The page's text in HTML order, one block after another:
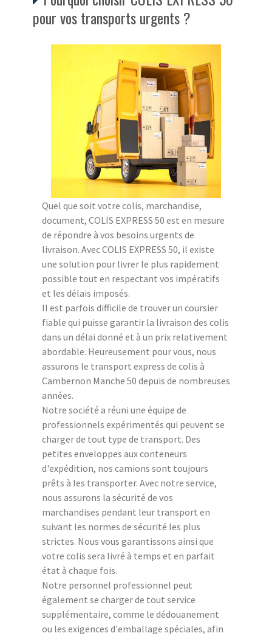
pour vos transports urgents ?
Quel que soit votre colis, marchandise,
document, COLIS EXPRESS 50 est en mesure
de répondre à vos besoins urgents de
livraison. Avec COLIS EXPRESS 50, il existe
une solution pour livrer le plus rapidement
possible tout en respectant vos impératifs
et les délais imposés.
Il est parfois difficile de trouver un coursier
fiable qui puisse garantir la livraison des colis
dans un délai donné et à un prix relativement
abordable. Heureusement pour vous, nous
assurons le transport express de colis à
Cambernon Manche 50 depuis de nombreuses
années.
Notre société a réuni une équipe de
professionnels expérimentés qui peuvent se
charger de tout type de transport. Des
petites enveloppes aux conteneurs
d'expédition, nos camions sont toujours
prêts à les transporter. Avec notre service,
nous assurons la sécurité de vos
marchandises pendant leur transport en
suivant les normes de sécurité les plus
strictes. Nous vous garantissons ainsi que
votre colis sera livré à temps et en parfait
état à chaque fois.
Notre personnel professionnel peut
également se charger de tout service
supplémentaire, comme le dédouanement
ou les exigences d'emballage spéciales, afin